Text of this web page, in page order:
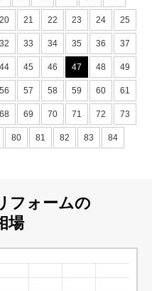
20 21 22 23 24 25
32 33 34 35 36 37
44 45 46 47 48 49
56 57 58 59 60 61
68 69 70 71 72 73
80 81 82 83 84
フォームの
場